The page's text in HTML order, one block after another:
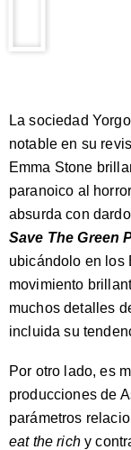
La sociedad
notable en su
Emma Stone
paranoico al
absurda con
Save The Green
ubicándolo en los
movimiento
muchos detalles
incluida su
Por otro lado, es
producciones de
parámetros
eat the richy